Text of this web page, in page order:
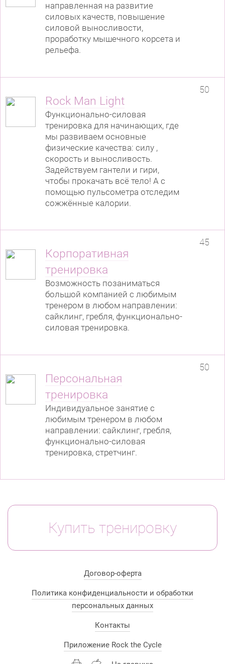
направленная на развитие
силовых качеств, повышение
силовой выносливости,
проработку мышечного корсета и
рельефа.
Rock Man Light
Функционально-силовая
тренировка для начинающих, где
мы развиваем основные
физические качества: силу ,
скорость и выносливость.
Задействуем гантели и гири,
чтобы прокачать всё тело! А с
помощью пульсометра отследим
сожжённые калории.
50
Корпоративная
тренировка
Возможность позаниматься
большой компанией с любимым
тренером в любом направлении:
сайклинг, гребля, функционально-
силовая тренировка.
45
Персональная
тренировка
Индивидуальное занятие с
любимым тренером в любом
направлении: сайклинг, гребля,
функционально-силовая
тренировка, стретчинг.
50
Купить тренировку
Договор-оферта
Политика конфиденциальности и обработки
персональных данных
Контакты
Приложение Rock the Cycle